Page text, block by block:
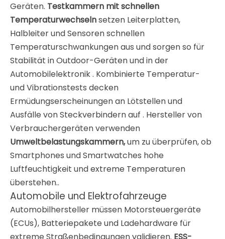
Geräten. Testkammern mit schnellen
Temperaturwechselnsetzen Leiterplatten,
Halbleiter und Sensoren schnellen
Temperaturschwankungen aus und sorgen so für
Stabilität in Outdoor-Geräten und in der
Automobilelektronik. Kombinierte Temperatur-
und Vibrationstests decken
Ermüdungserscheinungen an Lötstellen und
Ausfälle von Steckverbindern auf . Hersteller von
Verbrauchergeräten verwenden
Umweltbelastungskammern,um zu überprüfen, ob
Smartphones und Smartwatches hohe
Luftfeuchtigkeit und extreme Temperaturen
überstehen..
Automobile und Elektrofahrzeuge
Automobilhersteller müssen Motorsteuergeräte
(ECUs), Batteriepakete und Ladehardware für